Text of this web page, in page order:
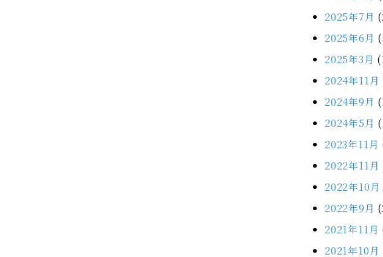
2025年7月
2025年6月
2025年3月
2024年11月
2024年9月
2024年5月
2023年11月
2022年11月
2022年10月
2022年9月
2021年11月
2021年10月